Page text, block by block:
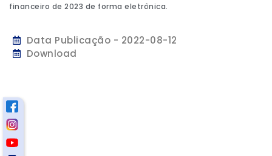
financeiro de 2023 de forma eletrônica.
Data Publicação - 2022-08-12
Download